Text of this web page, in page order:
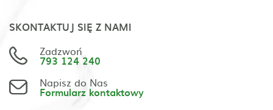
SKONTAKTUJ SIĘ Z NAMI
Zadzwoń
793 124 240
Napisz do Nas
Formularz kontaktowy